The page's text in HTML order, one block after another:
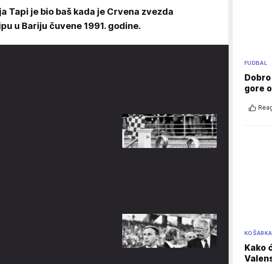
Tapi je bio baš kada je Crvena zvezda
u Bariju čuvene 1991. godine.
FUDBAL
gore
KOŠARKA
Kako